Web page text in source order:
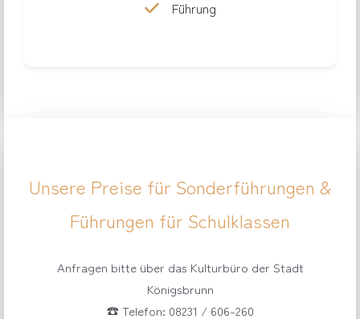
Führung
Unsere Preise für Sonderführungen &
Führungen für Schulklassen
Anfragen bitte über das Kulturbüro der Stadt
Königsbrunn
☎︎ Telefon: 08231 / 606-260